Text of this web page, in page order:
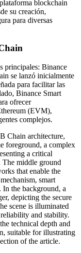
blockchain
su creación,
para diversas
principales: Binance
se lanzó inicialmente
para facilitar las
Binance Smart
ofrecer
(EVM),
complejos.